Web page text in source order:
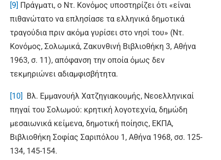
[9] Πράγματι, ο Ντ. Κονόμος υποστηρίζει ότι «είναι
πιθανώτατο να επλησίασε τα ελληνικά δημοτικά
τραγούδια πριν ακόμα γυρίσει στο νησί του» (Ντ.
Κονόμος, Σολωμικά, Ζακυνθινή Βιβλιοθήκη 3, Αθήνα
1963, σ. 11), απόφανση την οποία όμως δεν
τεκμηριώνει αδιαμφισβήτητα.
[10]
Βλ. Εμμανουήλ Χατζηγιακουμής, Νεοελληνικαί
πηγαί του Σολωμού: κρητική λογοτεχνία, δημώδη
μεσαιωνικά κείμενα, δημοτική ποίησις, ΕΚΠΑ,
Βιβλιοθήκη Σοφίας Σαριπόλου 1, Αθήνα 1968, σσ. 125-
134, 145-154.